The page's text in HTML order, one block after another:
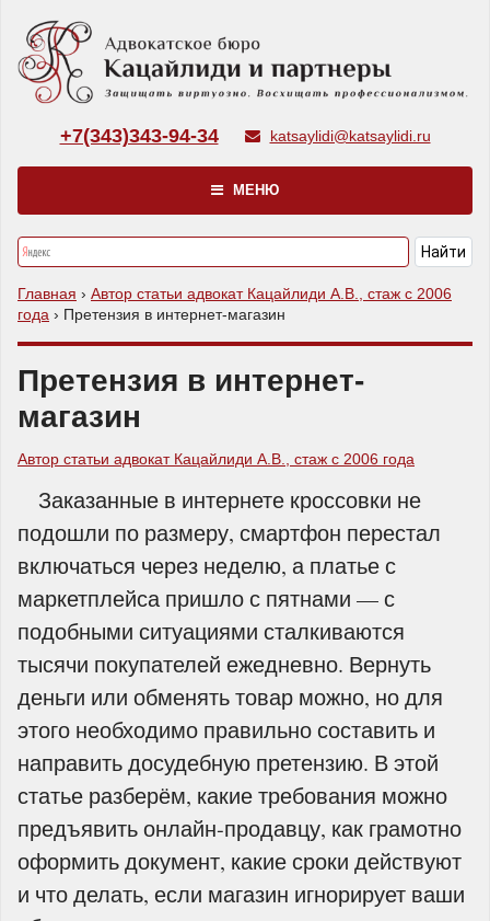
+7(343)343-94-34 katsaylidi@katsaylidi.ru
МЕНЮ
Главная › Автор статьи адвокат Кацайлиди А.В., стаж с 2006
года › Претензия в интернет-магазин
Претензия в интернет-
магазин
Автор статьи адвокат Кацайлиди А.В., стаж с 2006 года
Заказанные в интернете кроссовки не
подошли по размеру, смартфон перестал
включаться через неделю, а платье с
маркетплейса пришло с пятнами — с
подобными ситуациями сталкиваются
тысячи покупателей ежедневно. Вернуть
деньги или обменять товар можно, но для
этого необходимо правильно составить и
направить досудебную претензию. В этой
статье разберём, какие требования можно
предъявить онлайн‑продавцу, как грамотно
оформить документ, какие сроки действуют
и что делать, если магазин игнорирует ваши